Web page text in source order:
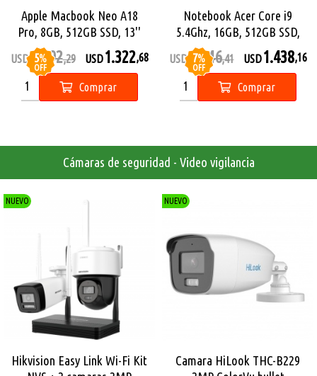
Apple Macbook Neo A18
Pro, 8GB, 512GB SSD, 13''
5%
OFF
USD1.392,29 USD1.322,68
Comprar
Notebook Acer Core i9
5.4Ghz, 16GB, 512GB SSD,
15.6 FHD
7%
OFF
USD1.546,41 USD1.438,16
Comprar
Cámaras de seguridad - Video vigilancia
NUEVO
Hikvision Easy Link Wi-Fi Kit
NUEVO
Camara HiLook THC-B229